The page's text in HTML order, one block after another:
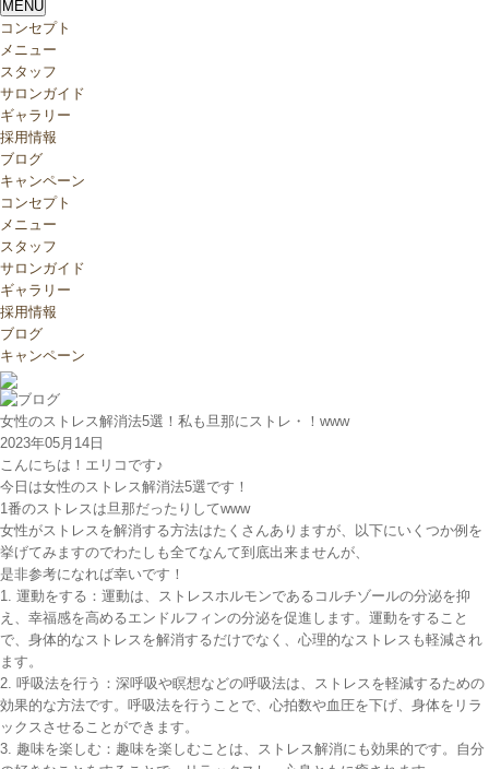
MENU
コンセプト
メニュー
スタッフ
サロンガイド
ギャラリー
採用情報
ブログ
キャンペーン
コンセプト
メニュー
スタッフ
サロンガイド
ギャラリー
採用情報
ブログ
キャンペーン
女性のストレス解消法5選！私も旦那にストレ・！www
2023年05月14日
こんにちは！エリコです♪
今日は女性のストレス解消法5選です！
1番のストレスは旦那だったりしてwww
女性がストレスを解消する方法はたくさんありますが、以下にいくつか例を
挙げてみますのでわたしも全てなんて到底出来ませんが、
是非参考になれば幸いです！
1. 運動をする：運動は、ストレスホルモンであるコルチゾールの分泌を抑
え、幸福感を高めるエンドルフィンの分泌を促進します。運動をすること
で、身体的なストレスを解消するだけでなく、心理的なストレスも軽減され
ます。
2. 呼吸法を行う：深呼吸や瞑想などの呼吸法は、ストレスを軽減するための
効果的な方法です。呼吸法を行うことで、心拍数や血圧を下げ、身体をリラ
ックスさせることができます。
3. 趣味を楽しむ：趣味を楽しむことは、ストレス解消にも効果的です。自分